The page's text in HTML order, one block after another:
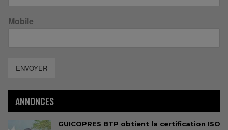
Mobile
ENVOYER
ANNONCES
GUICOPRES BTP obtient la certification ISO